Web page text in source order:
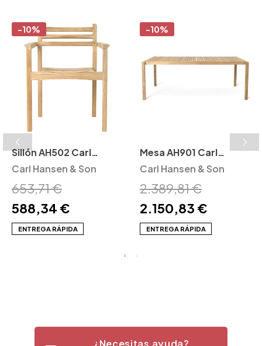
-10%
Sillón AH502 Carl
Hansen and Son
Carl Hansen & Son
653,71 €
588,34 €
ENTREGA RÁPIDA
-10%
Mesa AH901 Carl
Hansen and Son
Carl Hansen & Son
2.389,81 €
2.150,83 €
ENTREGA RÁPIDA
¿Necesitas ayuda?